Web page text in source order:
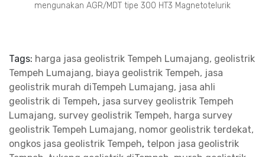
mengunakan AGR/MDT tipe 300 HT3 Magnetotelurik
Tags: harga jasa geolistrik Tempeh Lumajang, geolistrik
Tempeh Lumajang, biaya geolistrik Tempeh, jasa
geolistrik murah diTempeh Lumajang, jasa ahli
geolistrik di Tempeh, jasa survey geolistrik Tempeh
Lumajang, survey geolistrik Tempeh, harga survey
geolistrik Tempeh Lumajang, nomor geolistrik terdekat,
ongkos jasa geolistrik Tempeh, telpon jasa geolistrik